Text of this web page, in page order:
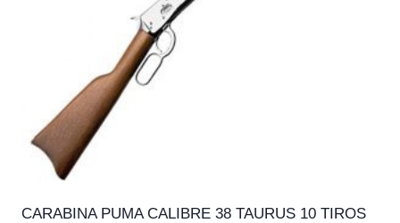
CARABINA PUMA CALIBRE 38 TAURUS 10 TIROS